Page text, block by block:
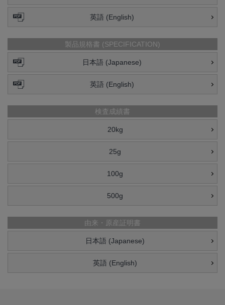
英語 (English)
製品規格書 (SPECIFICATION)
日本語 (Japanese)
英語 (English)
検査成績書
20kg
25g
100g
500g
由来・原産証明書
日本語 (Japanese)
英語 (English)